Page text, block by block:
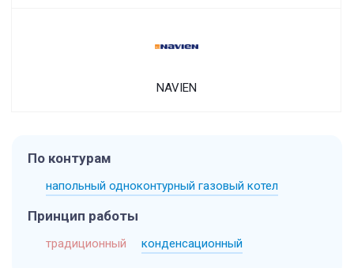
NAVIEN
По контурам
напольный одноконтурный газовый котел
Принцип работы
традиционный конденсационный